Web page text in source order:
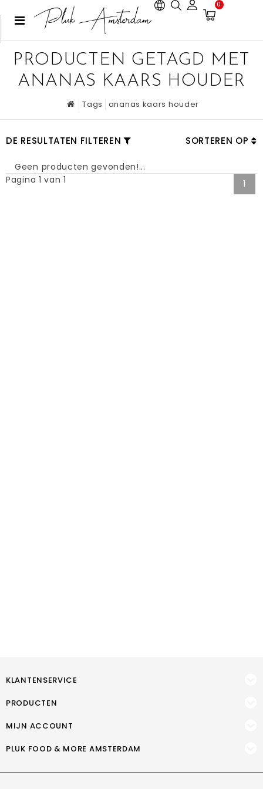
0
PRODUCTEN GETAGD MET
ANANAS KAARS HOUDER
Tags ananas kaars houder
DE RESULTATEN FILTEREN SORTEREN OP
Geen producten gevonden!...
Pagina 1 van 1
1
KLANTENSERVICE
PRODUCTEN
MIJN ACCOUNT
PLUK FOOD & MORE AMSTERDAM